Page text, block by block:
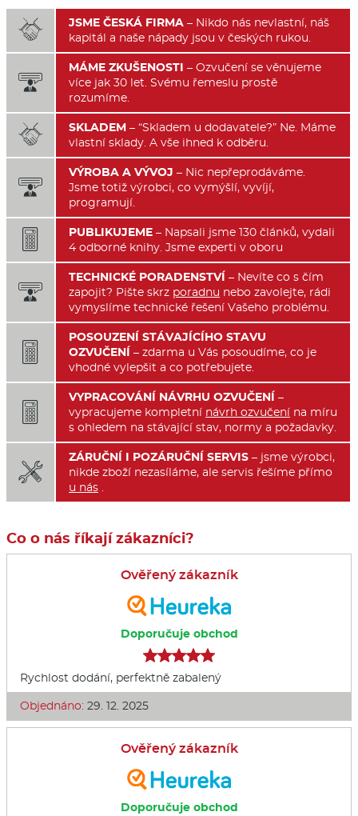
 JSME ČESKÁ FIRMA – Nikdo nás nevlastní, náš
kapitál a naše nápady jsou v českých rukou.

MÁME ZKUŠENOSTI – Ozvučení se věnujeme
více jak 30 let. Svému řemeslu prostě
rozumíme.
 SKLADEM – “Skladem u dodavatele?” Ne. Máme
vlastní sklady. A vše ihned k odběru.

VÝROBA A VÝVOJ – Nic nepřeprodáváme.
Jsme totiž výrobci, co vymýšlí, vyvíjí,
programují.
 PUBLIKUJEME – Napsali jsme 130 článků, vydali
4 odborné knihy. Jsme experti v oboru

TECHNICKÉ PORADENSTVÍ – Nevíte co s čím
zapojit? Pište skrz poradnu nebo zavolejte, rádi
vymyslíme technické řešení Vašeho problému.

POSOUZENÍ STÁVAJÍCÍHO STAVU
OZVUČENÍ – zdarma u Vás posoudíme, co je
vhodné vylepšit a co potřebujete.

VYPRACOVÁNÍ NÁVRHU OZVUČENÍ –
vypracujeme kompletní návrh ozvučení na míru
s ohledem na stávající stav, normy a požadavky.

ZÁRUČNÍ I POZÁRUČNÍ SERVIS – jsme výrobci,
nikde zboží nezasíláme, ale servis řešíme přímo
u nás .
Co o nás říkají zákazníci?
Ověřený zákazník
Doporučuje obchod
Rychlost dodání, perfektně zabalený
Objednáno: 29. 12. 2025
Ověřený zákazník
Doporučuje obchod